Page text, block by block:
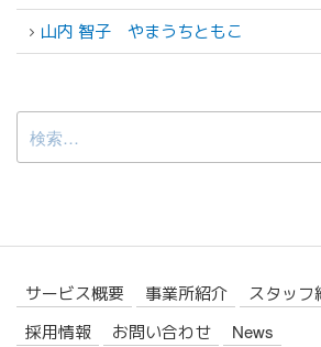
山内 智子 やまうちともこ
索:
サービス概要 事業所紹介 スタッフ
採用情報
お問い合わせ News